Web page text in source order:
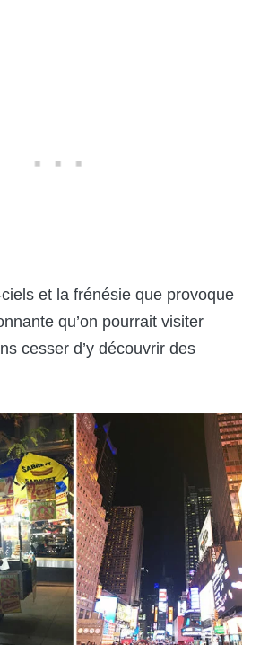
et la frénésie que provoque
qu’on pourrait visiter
cesser d’y découvrir des